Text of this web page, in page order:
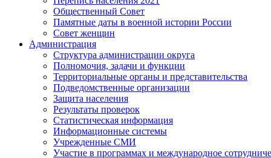
Общественный Совет
Памятные даты в военной истории России
Совет женщин
Администрация
Структура администрации округа
Полномочия, задачи и функции
Территориальные органы и представительства
Подведомственные организации
Защита населения
Результаты проверок
Статистическая информация
Информационные системы
Учрежденные СМИ
Участие в программах и международное